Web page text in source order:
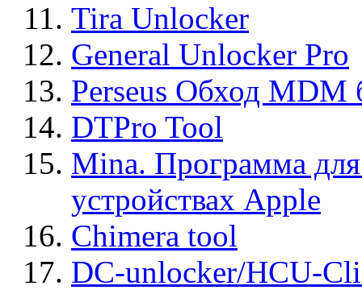
Tira Unlocker
General Unlocker Pro
Perseus Обход MDM
DTPro Tool
Mina. Программа
устройствах Apple
Chimera tool
DC-unlocker/HCU-